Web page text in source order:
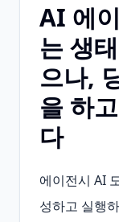
AI 에
는 생
으나,
을 하
다
에이전시 AI
성하고 실행